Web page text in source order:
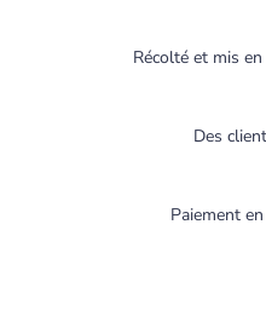
Récolté et mis
Des
Paiement